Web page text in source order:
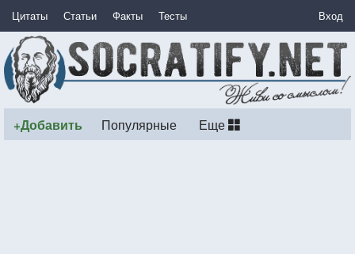
Цитаты Статьи Факты Тесты Вход
+Добавить Популярные Еще